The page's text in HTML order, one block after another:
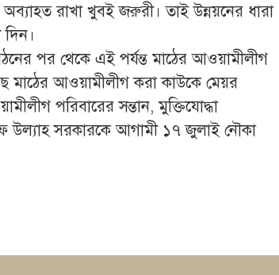
রাখা খুবই জরুরী। তাই উন্নয়নের ধারা
পর থেকে এই পর্যন্ত মাঠের আওয়ামীলীগ
মাঠের আওয়ামীলীগ করা কাউকে মেয়র
পরিবারের সন্তান, মুক্তিযোদ্ধা
উল্যাহ সরকারকে আগামী ১৭ জুলাই নৌকা